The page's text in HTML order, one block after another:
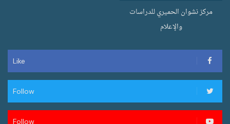
مركز نشوان الحميري للدراسات
والإعلام
Like
Follow
Follow